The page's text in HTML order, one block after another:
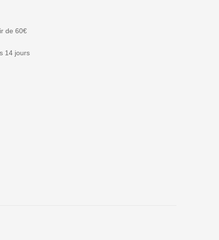
de 60€
14 jours